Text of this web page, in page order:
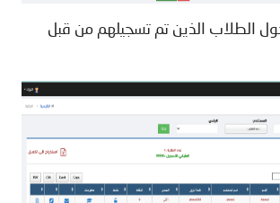
الطلاب الذين تم تسجيلهم من قبل